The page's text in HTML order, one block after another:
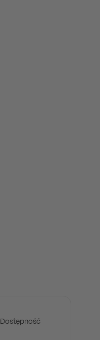
Dostępność